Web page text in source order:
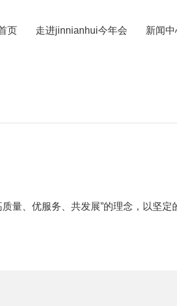
页 走进jinnianhui今年会 新闻
量、优服务、共发展”的理念，以坚